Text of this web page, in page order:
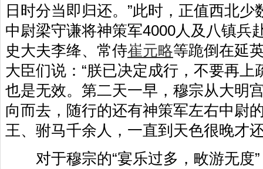
日时分当即归还。”此时，正值西北
中尉梁守谦将神策军4000人及八镇兵
史大夫李绛、常侍崔元略等跪倒在延
大臣们说：“朕已决定成行，不要再上
也是无效。第二天一早，穆宗从大明
向而去，随行的还有神策军左右中尉
王、驸马千余人，一直到天色很晚才
对于穆宗的“宴乐过多，畋游无度”